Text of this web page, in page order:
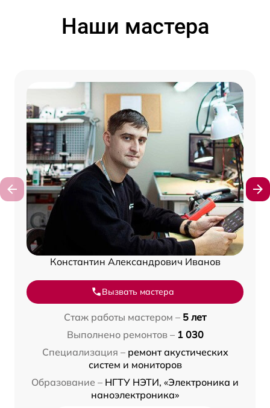
Наши мастера
Константин Александрович Иванов
Вызвать мастера
Стаж работы мастером – 5 лет
Выполнено ремонтов – 1 030
Специализация – ремонт акустических
систем и мониторов
Образование – НГТУ НЭТИ, «Электроника и
наноэлектроника»